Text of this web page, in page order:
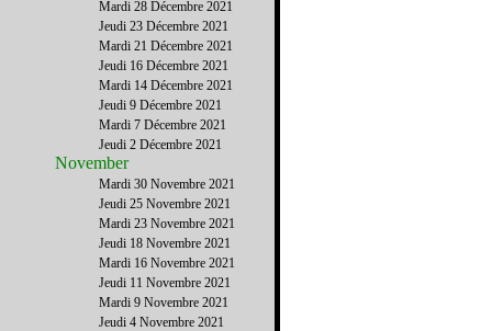
Mardi 28 Décembre 2021
Jeudi 23 Décembre 2021
Mardi 21 Décembre 2021
Jeudi 16 Décembre 2021
Mardi 14 Décembre 2021
Jeudi 9 Décembre 2021
Mardi 7 Décembre 2021
Jeudi 2 Décembre 2021
November
Mardi 30 Novembre 2021
Jeudi 25 Novembre 2021
Mardi 23 Novembre 2021
Jeudi 18 Novembre 2021
Mardi 16 Novembre 2021
Jeudi 11 Novembre 2021
Mardi 9 Novembre 2021
Jeudi 4 Novembre 2021